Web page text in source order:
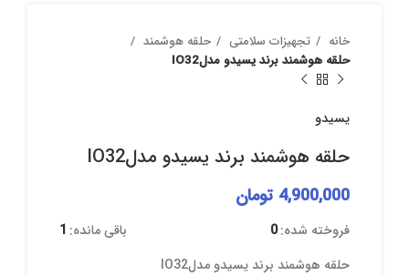
خانه تجهیزات سلامتی
حلقه هوشمند
حلقه هوشمند برند یسیدو مدلIO32
یسیدو
حلقه هوشمند برند یسیدو مدلIO32
4,900,000 تومان
فروخته شده:0 باقی مانده: 1
حلقه هوشمند برند یسیدو مدلIO32